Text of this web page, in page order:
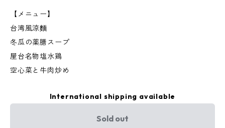
【メニュー】
台湾風涼麵
冬瓜の薬膳スープ
屋台名物塩水鶏
空心菜と牛肉炒め
International shipping available
Sold out